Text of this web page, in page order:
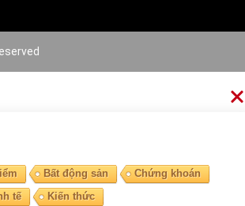
Bất động sản
Chứng khoán
tế Kiến thức